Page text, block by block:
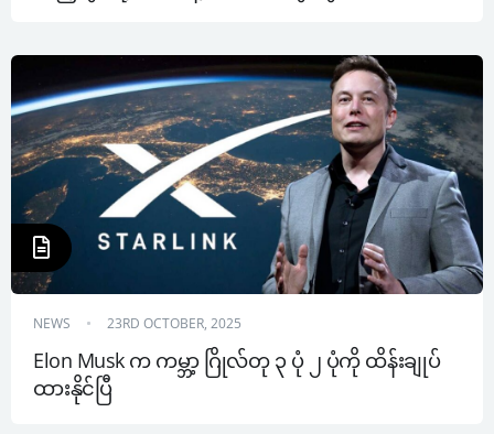
NEWS 23RD OCTOBER, 2025
Elon Musk က ကမ္ဘာ့ ဂြိုလ်တု ၃ ပုံ ၂ ပုံကို ထိန်းချုပ်
ထားနိုင်ပြီ